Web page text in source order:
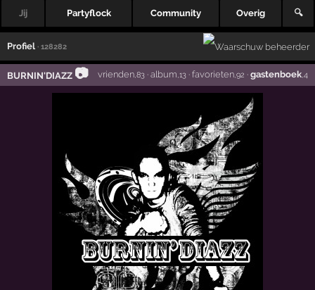
Jij Partyflock Community Overig 🔍
Profiel · 128282
BURNIN'DIAZZ 📷 vrienden,83· album ,13· favorieten,92 · gastenboek,4